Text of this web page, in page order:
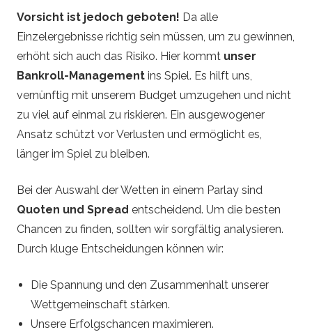
Vorsicht ist jedoch geboten! Da alle
Einzelergebnisse richtig sein müssen, um zu gewinnen,
erhöht sich auch das Risiko. Hier kommt unser
Bankroll-Management ins Spiel. Es hilft uns,
vernünftig mit unserem Budget umzugehen und nicht
zu viel auf einmal zu riskieren. Ein ausgewogener
Ansatz schützt vor Verlusten und ermöglicht es,
länger im Spiel zu bleiben.
Bei der Auswahl der Wetten in einem Parlay sind
Quoten und Spread entscheidend. Um die besten
Chancen zu finden, sollten wir sorgfältig analysieren.
Durch kluge Entscheidungen können wir:
Die Spannung und den Zusammenhalt unserer
Wettgemeinschaft stärken.
Unsere Erfolgschancen maximieren.